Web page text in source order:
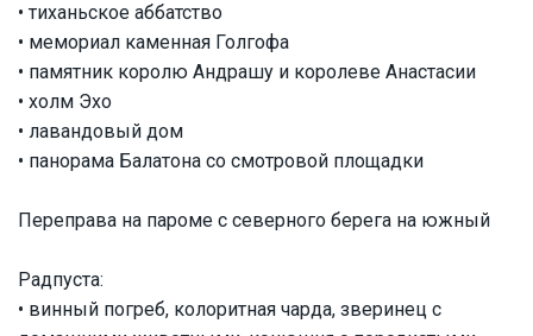
• тиханьское аббатство
• мемориал каменная Голгофа
• памятник королю Андрашу и королеве Анастасии
• холм Эхо
• лавандовый дом
• панорама Балатона со смотровой площадки
Переправа на пароме с северного берега на южный
Радпуста:
• винный погреб, колоритная чарда, зверинец с